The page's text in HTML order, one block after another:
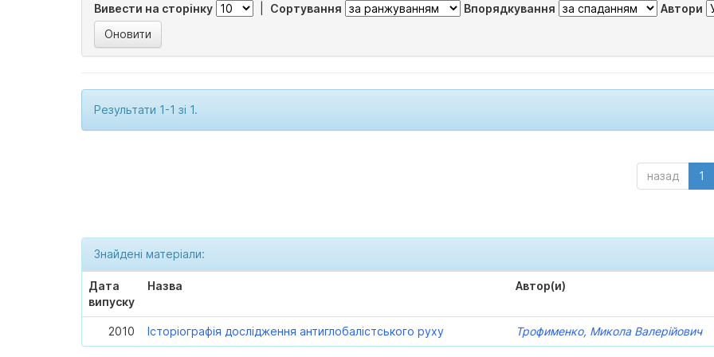
Вивести на сторінку Сортування Впорядкування Автори
Результати 1-1 зі 1.
назад 1
Знайдені матеріали:
Дата
випуску
Назва Автор(и)
2010 Історіографія дослідження антиглобалістського руху Трофименко, Микола Валерійович